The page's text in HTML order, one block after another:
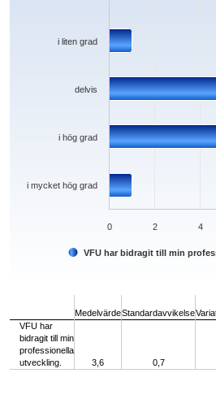
VFU har bidragit till min
i mycket hög grad
i hög grad
delvis
i liten grad
0 2 4
MedelvärdeStandardavvikelse
VFU har
bidragit till min
professionella
utveckling.
3,6 0,7